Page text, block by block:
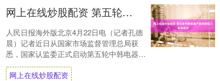
网上在线炒股配资 第五轮中韩电器产品检测能力验证启动
人民日报海外版北京4月22日电（记者孔德
晨）记者近日从国家市场监督管理总局获
悉，国家认监委正式启动第五轮中韩电器产
品检测能力验证工作，基于国际电工委员会
电工产品....
网上在线炒股配资